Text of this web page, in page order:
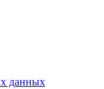
данных